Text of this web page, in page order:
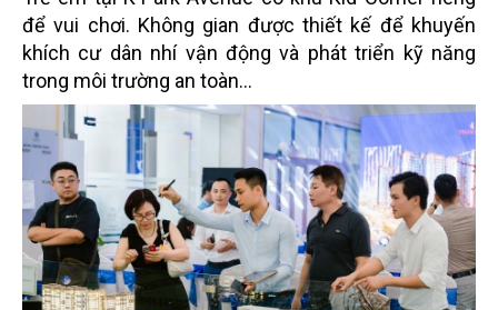
để vui chơi. Không gian được thiết kế để khuyến
khích cư dân nhí vận động và phát triển kỹ năng
trong môi trường an toàn...